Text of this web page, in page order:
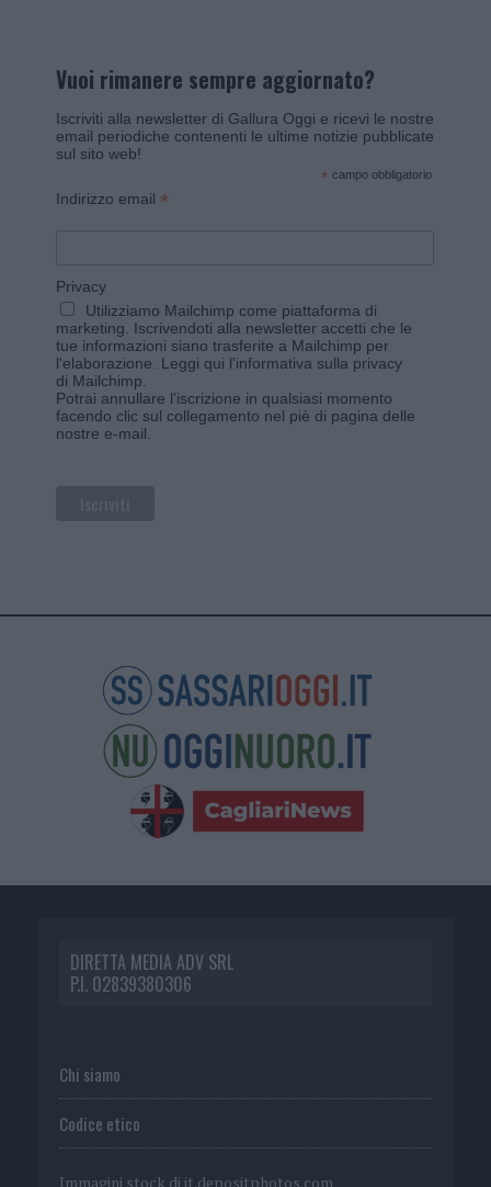
Vuoi rimanere sempre aggiornato?
Iscriviti alla newsletter di Gallura Oggi e ricevi le nostre
email periodiche contenenti le ultime notizie pubblicate
sul sito web!
* campo obbligatorio
Indirizzo email *
Privacy
Utilizziamo Mailchimp come piattaforma di
marketing. Iscrivendoti alla newsletter accetti che le
tue informazioni siano trasferite a Mailchimp per
l'elaborazione. Leggi qui l'informativa sulla privacy
di Mailchimp
Potrai annullare l'iscrizione in qualsiasi momento
facendo clic sul collegamento nel piè di pagina delle
nostre e-mail.
DIRETTA MEDIA ADV SRL
P.I. 02839380306
Chi siamo
Codice etico
Immagini stock di it.depositphotos.com